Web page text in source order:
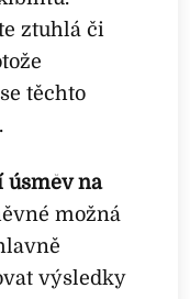
ztuhlá či
těchto
úsměv na
možná
výsledky